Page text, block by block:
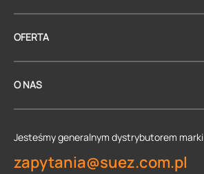
OFERTA
O NAS
Jesteśmy generalnym dystrybutorem marki
zapytania@suez.com.pl